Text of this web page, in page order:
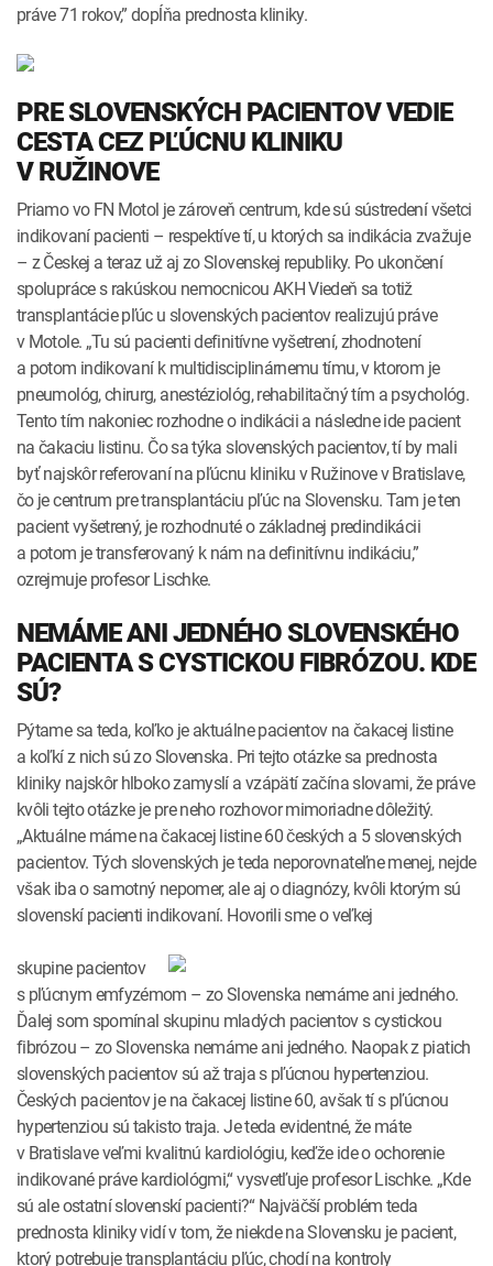
práve 71 rokov,” dopĺňa prednosta kliniky.
PRE SLOVENSKÝCH PACIENTOV VEDIE
CESTA CEZ PĽÚCNU KLINIKU
V RUŽINOVE
Priamo vo FN Motol je zároveň centrum, kde sú sústredení všetci
indikovaní pacienti – respektíve tí, u ktorých sa indikácia zvažuje
– z Českej a teraz už aj zo Slovenskej republiky. Po ukončení
spolupráce s rakúskou nemocnicou AKH Viedeň sa totiž
transplantácie pľúc u slovenských pacientov realizujú práve
v Motole. „Tu sú pacienti definitívne vyšetrení, zhodnotení
a potom indikovaní k multidisciplinárnemu tímu, v ktorom je
pneumológ, chirurg, anestéziológ, rehabilitačný tím a psychológ.
Tento tím nakoniec rozhodne o indikácii a následne ide pacient
na čakaciu listinu. Čo sa týka slovenských pacientov, tí by mali
byť najskôr referovaní na pľúcnu kliniku v Ružinove v Bratislave,
čo je centrum pre transplantáciu pľúc na Slovensku. Tam je ten
pacient vyšetrený, je rozhodnuté o základnej predindikácii
a potom je transferovaný k nám na definitívnu indikáciu,”
ozrejmuje profesor Lischke.
NEMÁME ANI JEDNÉHO SLOVENSKÉHO
PACIENTA S CYSTICKOU FIBRÓZOU. KDE
SÚ?
Pýtame sa teda, koľko je aktuálne pacientov na čakacej listine
a koľkí z nich sú zo Slovenska. Pri tejto otázke sa prednosta
kliniky najskôr hlboko zamyslí a vzápätí začína slovami, že práve
kvôli tejto otázke je pre neho rozhovor mimoriadne dôležitý.
„Aktuálne máme na čakacej listine 60 českých a 5 slovenských
pacientov. Tých slovenských je teda neporovnateľne menej, nejde
však iba o samotný nepomer, ale aj o diagnózy, kvôli ktorým sú
slovenskí pacienti indikovaní. Hovorili sme o veľkej
skupine pacientov
s pľúcnym emfyzémom – zo Slovenska nemáme ani jedného.
Ďalej som spomínal skupinu mladých pacientov s cystickou
fibrózou – zo Slovenska nemáme ani jedného. Naopak z piatich
slovenských pacientov sú až traja s pľúcnou hypertenziou.
Českých pacientov je na čakacej listine 60, avšak tí s pľúcnou
hypertenziou sú takisto traja. Je teda evidentné, že máte
v Bratislave veľmi kvalitnú kardiológiu, keďže ide o ochorenie
indikované práve kardiológmi,“ vysvetľuje profesor Lischke. „Kde
sú ale ostatní slovenskí pacienti?“ Najväčší problém teda
prednosta kliniky vidí v tom, že niekde na Slovensku je pacient,
ktorý potrebuje transplantáciu pľúc, chodí na kontroly